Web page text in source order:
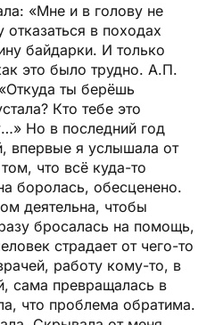
«Мне и в голову не
в походах
байдарки. И только
это было трудно. А.П.
ты берёшь
Кто тебе это
Но в последний год
впервые я услышала от
что всё куда-то
боролась, обесценено.
деятельна, чтобы
бросалась на помощь,
страдает от чего-то
работу кому-то, в
сама превращалась в
что проблема обратима.